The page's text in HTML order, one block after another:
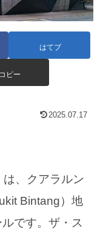
はてブ
コピー
2025.07.17
、クアラルン
Bintang）地
です。ザ・ス